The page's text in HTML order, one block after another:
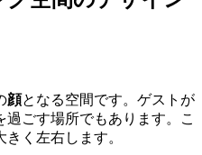
顔となる空間です。ゲストが
ごす場所でもあります。こ
く左右します。